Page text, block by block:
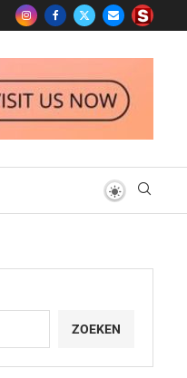
ZOEKEN